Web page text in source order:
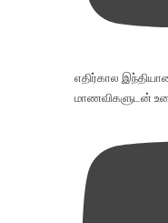
எதிர்கால
மாணவிகளுடன்